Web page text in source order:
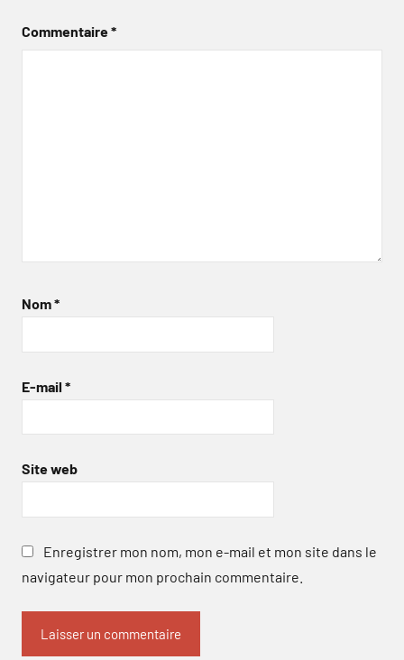
Commentaire*
Nom*
E-mail *
Site web
Enregistrer mon nom, mon e-mail et mon site dans le
navigateur pour mon prochain commentaire.